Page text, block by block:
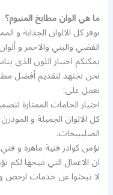
ما هي الوان مطابخ المنيوم؟
نوفر كل الالوان الجذابة و
الفضي والبني والاحمر و
يمكنكم اختيار اللون الذي
نحن نجتهد لتقديم أفضل
نعمل على:
اختيار الخامات الممتازة
كل الالوان الجميلة و
الصليبيخات.
نؤمن كوادر فنية ماهرة و
ان الاعمال التي نتيحها
لا تبحثوا عن خدمات ارخص و